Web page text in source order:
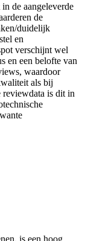
de aangeleverde
de
duidelijk
en
verschijnt wel
en een belofte van
waardoor
als bij
reviewdata is dit in